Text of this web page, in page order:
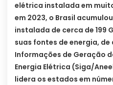
elétrica instalada em
em 2023, o Brasil
instalada de cerca de 199
suas fontes de energia,
Informações de Geração
Energia Elétrica (Siga/
lidera os estados em